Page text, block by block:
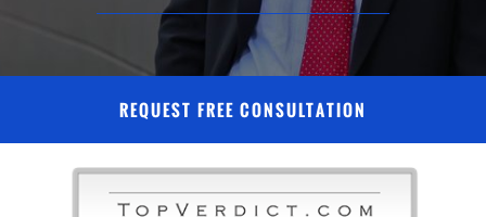
REQUEST FREE CONSULTATION